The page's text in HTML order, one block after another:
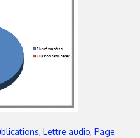
, Lettre audio, Page